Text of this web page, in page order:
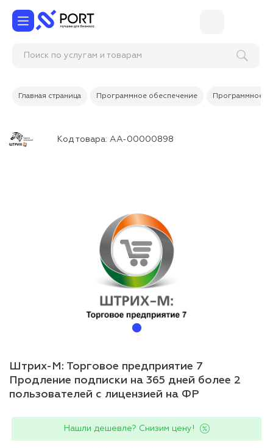
Поиск по услугам и товарам
Главная страница Программное обеспечение Программное
Код товара: АА-00000898
Штрих-М: Торговое предприятие 7
Продление подписки на 365 дней более 2
пользователей с лицензией на ФР
Нашли дешевле? Снизим цену!